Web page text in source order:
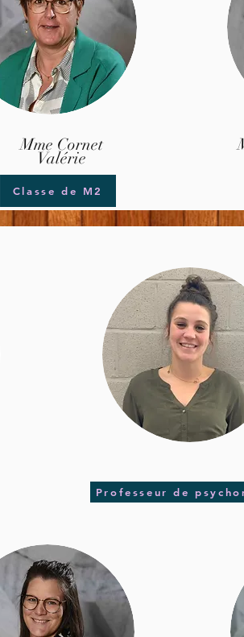
Mme Cornet
Valérie
Classe de M2
Professeur de